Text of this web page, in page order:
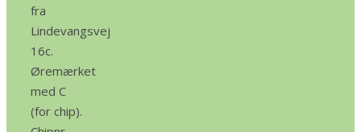
fra
Lindevangsvej
16c.
Øremærket
med C
(for chip).